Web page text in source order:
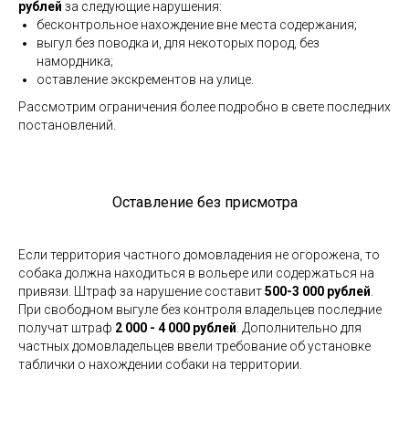
рублей за следующие нарушения:
бесконтрольное нахождение вне места содержания;
выгул без поводка и, для некоторых пород, без
намордника;
оставление экскрементов на улице.
Рассмотрим ограничения более подробно в свете последних
постановлений.
Оставление без присмотра
Если территория частного домовладения не огорожена, то
собака должна находиться в вольере или содержаться на
привязи. Штраф за нарушение составит500-3 000 рублей
При свободном выгуле без контроля владельцев последние
получат штраф 2 000 - 4 000 рублей . Дополнительно для
частных домовладельцев ввели требование об установке
таблички о нахождении собаки на территории.